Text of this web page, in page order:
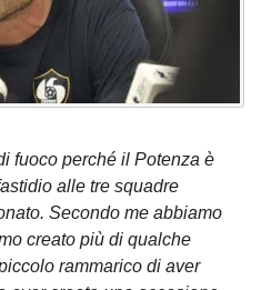
fuoco perché il Potenza è
alle tre squadre
Secondo me abbiamo
creato più di qualche
rammarico di aver